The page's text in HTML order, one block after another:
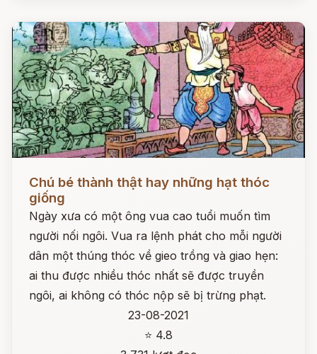
Chú bé thành thật hay những hạt thóc
giống
Ngày xưa có một ông vua cao tuổi muốn tìm
người nối ngôi. Vua ra lệnh phát cho mỗi người
dân một thúng thóc về gieo trồng và giao hẹn:
ai thu được nhiều thóc nhất sẽ được truyền
ngôi, ai không có thóc nộp sẽ bị trừng phạt.
23-08-2021
⭐ 4.8